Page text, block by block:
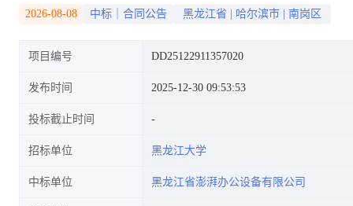
2026-08-08 中标｜合同公告 黑龙江省 哈尔滨市 南岗区
项目编号 DD25122911357020
发布时间 2025-12-30 09:53:53
投标截止时间
招标单位 黑龙江大学
中标单位 黑龙江省澎湃办公设备有限公司